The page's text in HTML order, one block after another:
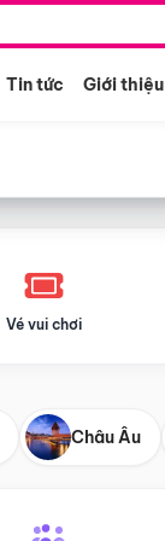
Tin tức Giới thiệu
Vé vui chơi
Châu Âu